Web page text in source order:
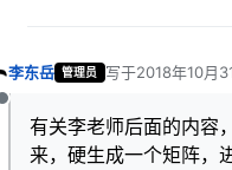
离线
李东岳 管理员 写于2018年10月
最后由 李东岳 编
有关李老师后面的内容
来，硬生成一个矩阵，